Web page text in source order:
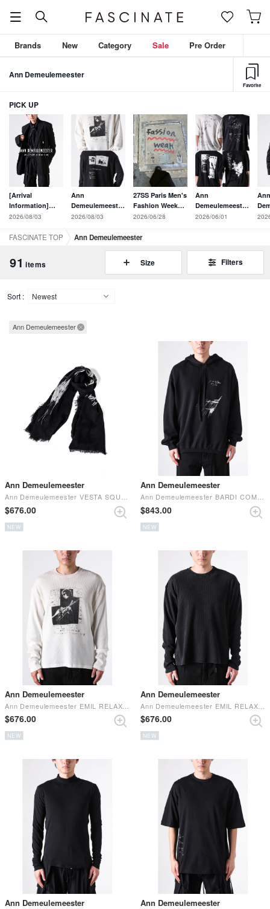
Brands New Category Sale Pre Order
Ann Demeulemeester
Favorite
PICK UP
[Arrival
Information]
Ann
26-27AW
and Exquisite
2026/08/03
Ann
Demeulemeester
26FW “Dear
Waffle Long-
2026/08/03
27SS Paris Men's
Fashion Week
On-Site Report
2026/06/28
Ann
Demeulemeester's
26SS New T-Shirt
Graphics and
Linear Draping
2026/06/01
Ann
FASCINATE TOP Ann Demeulemeester
91 items Size Filters
Sort :
Ann Demeulemeester
Ann Demeulemeester
Ann Demeulemeester VESTA SQUARE SCARF WITH LOVERS PRINT Black
$‌676.00
NEW
Ann Demeulemeester
Ann Demeulemeester BARDI COMFORT HOODIE SWEATSHIRT WITH LOVER SKETCH PRINT Black
$‌843.00
NEW
Ann Demeulemeester
Ann Demeulemeester EMIL RELAX FIT BOXY T-SHIRT WITH THE NIGHT WHISPERS PRINT Chalk
$‌676.00
NEW
Ann Demeulemeester
Ann Demeulemeester EMIL RELAX FIT BOXY T-SHIRT WITH THE VELVET EVENING PRINT Black
$‌676.00
NEW
Ann Demeulemeester Ann Demeulemeester